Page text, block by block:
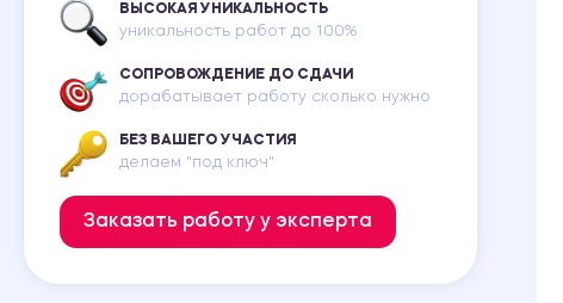
ВЫСОКАЯ УНИКАЛЬНОСТЬ
уникальность работ до 100%
СОПРОВОЖДЕНИЕ ДО СДАЧИ
дорабатывает работу сколько нужно
БЕЗ ВАШЕГО УЧАСТИЯ
делаем "под ключ"
Заказать работу у эксперта